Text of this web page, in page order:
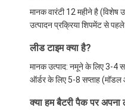
मानक वारंटी 12 महीने है (विशेष
उत्पादन प्रक्रिया शिपमेंट से
लीड टाइम क्या है?
मानक उत्पाद: नमूने के लिए 3-4
ऑर्डर के लिए 5-8 सप्ताह (मॉडल
क्या हम बैटरी पैक पर